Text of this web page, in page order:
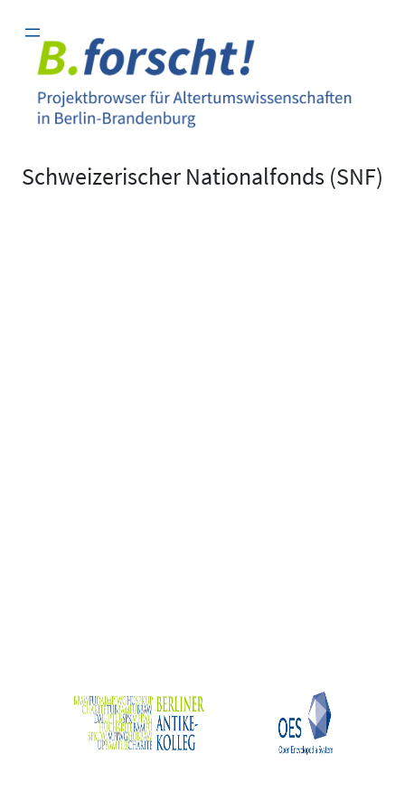
Inhalt
springen
Schweizerischer Nationalfonds (SNF)